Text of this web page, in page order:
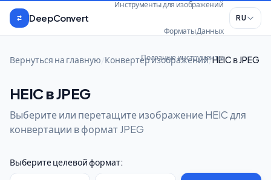
Перейти к содержимому
DeepConvert
Инструменты для изображений
Форматы Данных
Полезные инструменты
RU
Вернуться на главную Конвертер изображений/HEIC в JPEG
HEIC в JPEG
Выберите или перетащите изображение HEIC для
конвертации в формат JPEG
Выберите целевой формат: